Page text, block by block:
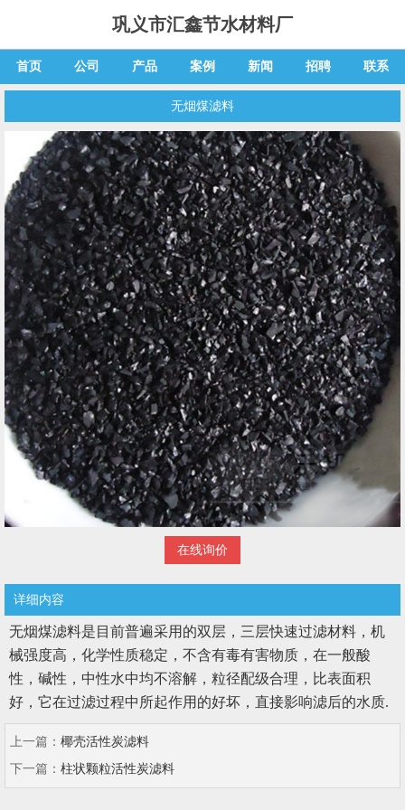
巩义市汇鑫节水材料厂
首页 公司 产品 案例 新闻 招聘 联系
无烟煤滤料
在线询价
详细内容
无烟煤滤料是目前普遍采用的双层，三层快速过滤材料，机
械强度高，化学性质稳定，不含有毒有害物质，在一般酸
性，碱性，中性水中均不溶解，粒径配级合理，比表面积
好，它在过滤过程中所起作用的好坏，直接影响滤后的水质.
上一篇： 椰壳活性炭滤料
下一篇： 柱状颗粒活性炭滤料